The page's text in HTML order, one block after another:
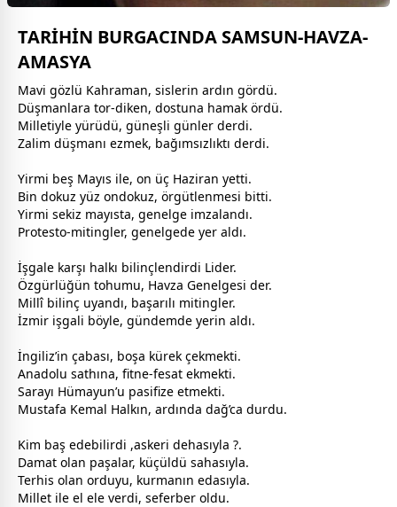
TARİHİN BURGACINDA SAMSUN-HAVZA-
AMASYA
Mavi gözlü Kahraman, sislerin ardın gördü.
Düşmanlara tor-diken, dostuna hamak ördü.
Milletiyle yürüdü, güneşli günler derdi.
Zalim düşmanı ezmek, bağımsızlıktı derdi.
Yirmi beş Mayıs ile, on üç Haziran yetti.
Bin dokuz yüz ondokuz, örgütlenmesi bitti.
Yirmi sekiz mayısta, genelge imzalandı.
Protesto-mitingler, genelgede yer aldı.
İşgale karşı halkı bilinçlendirdi Lider.
Özgürlüğün tohumu, Havza Genelgesi der.
Millî bilinç uyandı, başarılı mitingler.
İzmir işgali böyle, gündemde yerin aldı.
İngiliz’in çabası, boşa kürek çekmekti.
Anadolu sathına, fitne-fesat ekmekti.
Sarayı Hümayun’u pasifize etmekti.
Mustafa Kemal Halkın, ardında dağ’ca durdu.
Kim baş edebilirdi ,askeri dehasıyla ?.
Damat olan paşalar, küçüldü sahasıyla.
Terhis olan orduyu, kurmanın edasıyla.
Millet ile el ele verdi, seferber oldu.